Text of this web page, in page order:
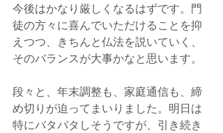
今後はかなり厳しくなるはずです。門
徒の方々に喜んでいただけることを抑
えつつ、きちんと仏法を説いていく、
そのバランスが大事かなと思います。
段々と、年末調整も、家庭通信も、締
め切りが迫ってまいりました。明日は
特にバタバタしそうですが、引き続き